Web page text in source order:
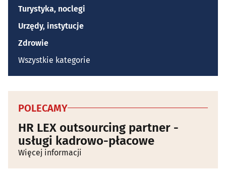
Turystyka, noclegi
Urzędy, instytucje
Zdrowie
Wszystkie kategorie
POLECAMY
HR LEX outsourcing partner -
usługi kadrowo-płacowe
Więcej informacji